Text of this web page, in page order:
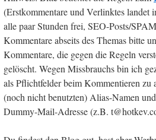
(Erstkommentare und Verlinktes landet
alle paar Stunden frei, SEO-Posts/
Kommentare abseits des Themas bitte
Kommentare, die gegen die Regeln
gelöscht. Wegen Missbrauchs bin ich
als Pflichtfelder beim Kommentieren zu
(noch nicht benutzten) Alias-Namen
Dummy-Mail-Adresse (z.B.